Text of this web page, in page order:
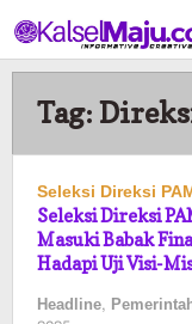
ke
konten
Tag:
Seleksi Direksi
Seleksi Direksi
Masuki Babak
Hadapi Uji Visi-
Headline,